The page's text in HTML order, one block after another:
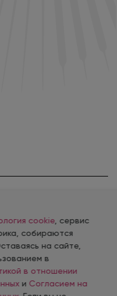
cookie, сервис
собираются
на сайте,
в
в отношении
и Согласием на